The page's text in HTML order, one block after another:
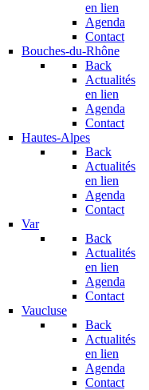
en lien
Agenda
Contact
Bouches-du-Rhône
Back
Actualités
en lien
Agenda
Contact
Hautes-Alpes
Back
Actualités
en lien
Agenda
Contact
Var
Back
Actualités
en lien
Agenda
Contact
Vaucluse
Back
Actualités
en lien
Agenda
Contact